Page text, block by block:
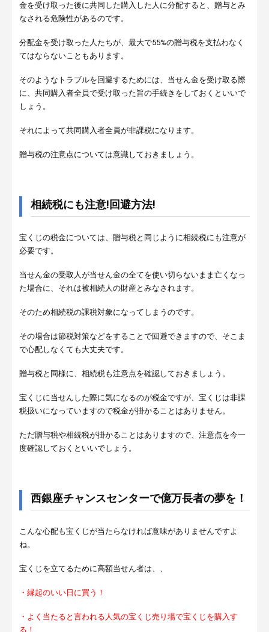
金を受け取った後に共同した購入した人に分配すると、贈与とみ
なされる危険性があるのです。
分配金を受け取った人たちが、最大で55%の贈与税を支払わなく
てはならないこともあります。
そのようなトラブルを回避するためには、当せん金を受け取る際
に、共同購入者全員で受け取った旨の手続きをしておくといいで
しょう。
それによって共同購入者全員が非課税になります。
贈与税の注意点については意識しておきましょう。
相続税にも注意!回避方法!
宝くじの税金については、贈与税と同じように相続税にも注意が
必要です。
当せん金の受取人が当せん金の全てを使い切らないまま亡くなっ
た場合に、それは被相続人の財産とみなされます。
そのため相続税の課税対象になってしまうのです。
その場合は節税対策などをすることで回避できますので、そこま
で心配しなくても大丈夫です。
贈与税と同様に、相続税も注意点を確認しておきましょう。
宝くじに当せんした際に気になるのが税金ですが、宝くじは非課
税扱いになっていますので税金が掛かることはありません。
ただ贈与税や相続税が掛かることはありますので、注意点を今一
度確認しておくといいでしょう。
西銀座チャンスセンターで億万長者の夢を！
こんな心配も宝くじが当たらなければ意味がありませんですよ
ね。
宝くじを立てるために高額当せん者は、、
・縁起のいい日に買う！
・よく当たると言われる人気の宝くじ売り場で宝くじを購入す
る！